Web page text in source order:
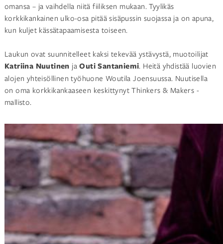
omansa – ja vaihdella niitä fiiliksen mukaan. Tyylikäs
korkkikankainen ulko-osa pitää sisäpussin suojassa ja on apuna,
kun kuljet kässätapaamisesta toiseen.
Laukun ovat suunnitelleet kaksi tekevää ystävystä, muotoilijat
Katriina Nuutinen jaOuti Santaniemi. Heitä yhdistää luovien
alojen yhteisöllinen työhuone Woutila Joensuussa. Nuutisella
on oma korkkikankaaseen keskittynyt Thinkers & Makers -
mallisto.